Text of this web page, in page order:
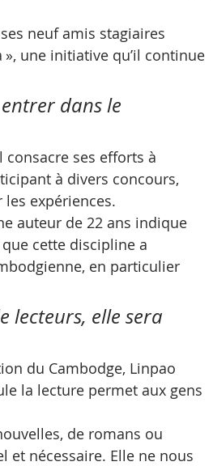
neuf amis stagiaires
», une initiative qu’il continue
entrer dans le
ses efforts à
à divers concours,
les expériences.
auteur de 22 ans indique
cette discipline a
en particulier
lecteurs, elle sera
du Cambodge, Linpao
la lecture permet aux gens
de romans ou
et nécessaire. Elle ne nous